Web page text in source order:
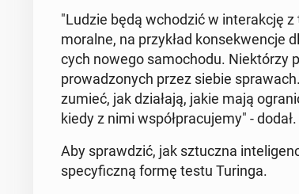
"Ludzie będą wcho­dzić w in­te­rak­cję
moralne, na przy­kład kon­se­kwen­cje
cych nowego sa­mo­cho­du. Nie­któ­rzy
pro­wa­dzo­nych przez siebie
zu­mieć, jak dzia­ła­ją, jakie mają
kiedy z nimi współ­pra­cu­je­my" - dodał.
Aby spraw­dzić, jak sztucz­na
spe­cy­ficz­ną formę testu Turinga.